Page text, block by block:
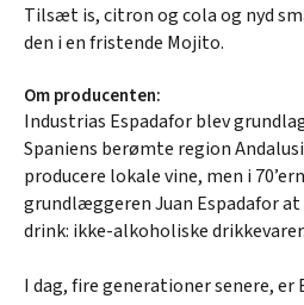
Tilsæt is, citron og cola og nyd
den i en fristende Mojito.
Om producenten:
Industrias Espadafor blev
Spaniens berømte region
producere lokale vine, men i
grundlæggeren Juan Espadafor
drink: ikke-alkoholiske drikkevarer.
I dag, fire generationer senere, er